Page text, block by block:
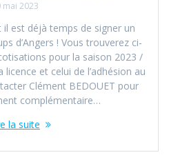
mai 2023
est déjà temps de signer un
d’Angers ! Vous trouverez ci-
pour la saison 2023 /
et celui de l’adhésion au
Clément BEDOUET pour
complémentaire…
la suite